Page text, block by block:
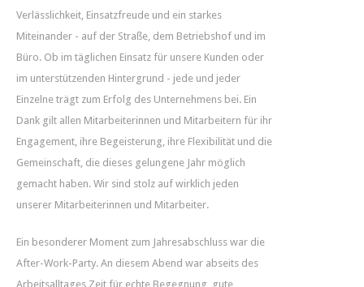
Verlässlichkeit, Einsatzfreude und ein starkes
Miteinander - auf der Straße, dem Betriebshof und im
Büro. Ob im täglichen Einsatz für unsere Kunden oder
im unterstützenden Hintergrund - jede und jeder
Einzelne trägt zum Erfolg des Unternehmens bei. Ein
Dank gilt allen Mitarbeiterinnen und Mitarbeitern für ihr
Engagement, ihre Begeisterung, ihre Flexibilität und die
Gemeinschaft, die dieses gelungene Jahr möglich
gemacht haben. Wir sind stolz auf wirklich jeden
unserer Mitarbeiterinnen und Mitarbeiter.
Ein besonderer Moment zum Jahresabschluss war die
After-Work-Party. An diesem Abend war abseits des
Arbeitsalltages Zeit für echte Begegnung, gute